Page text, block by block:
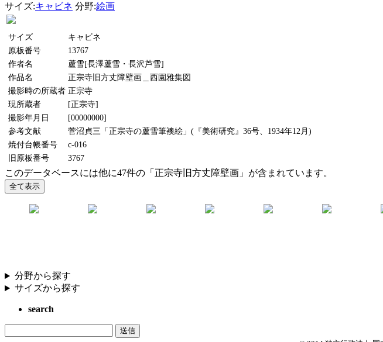
サイズ:キャビネ 分野:絵画
サイズ
キャビネ
原板番号
13767
作者名
蘆雪[長澤蘆雪・長沢芦雪]
作品名
正宗寺旧方丈障壁画＿西園雅集図
撮影時の所蔵者 正宗寺
現所蔵者
[正宗寺]
撮影年月日
[00000000]
参考文献
菅沼貞三「正宗寺の蘆雪筆襖絵」(『美術研究』36号、1934年12月)
焼付台帳番号
c-016
旧原板番号
3767
このデータベースには他に47件の「正宗寺旧方丈障壁画」が含まれています。
分野から探す
サイズから探す
search